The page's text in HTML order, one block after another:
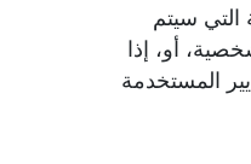
التي سيتم
أو، إذا
المستخدمة